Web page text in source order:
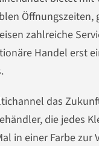
Öffnungszeiten,
zahlreiche
Handel erst
das
die jedes
in einer Farbe zur